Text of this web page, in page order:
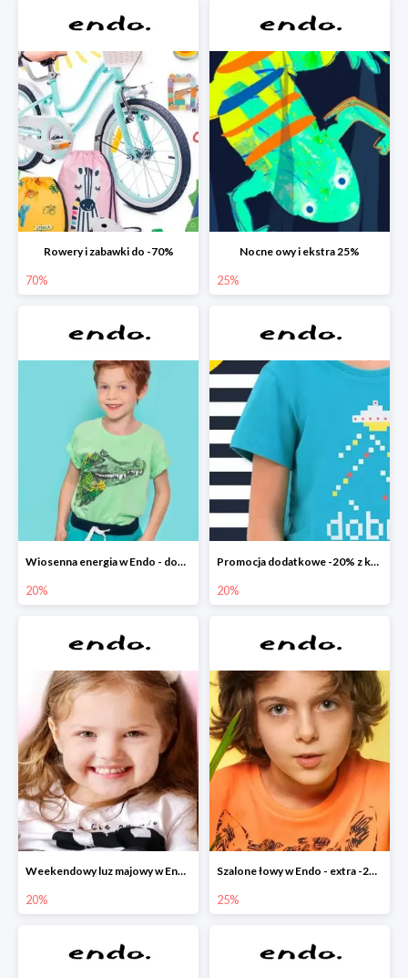
Rowery i zabawki do -70%
70%
Nocne owy i ekstra 25%
25%
Wiosenna energia w Endo - dodatkowe -20%
20%
Promocja dodatkowe -20% z kodem
20%
Weekendowy luz majowy w Endo - dodatkowe -20% na wszystko
20%
Szalone łowy w Endo - extra -25% na nowości
25%